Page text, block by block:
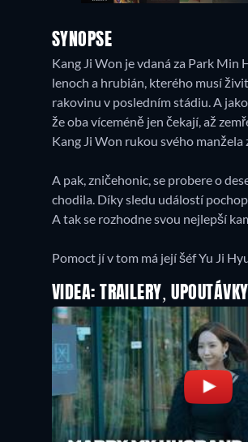
SYNOPSE
Kang Ji Won je vdaná za Park Min
lenoch a hrubián, kterého musí
rakovinu v posledním stádiu. A
že oba víceméně jen čekají, až
Kang Ji Won rukou svého manžela
A pak, zničehonic, se probere o
chodila. Díky sledu událostí
A tak se rozhodne svou nejlepší
Pomoct jí v tom má její šéf Yu Ji
VIDEA: TRAILERY,